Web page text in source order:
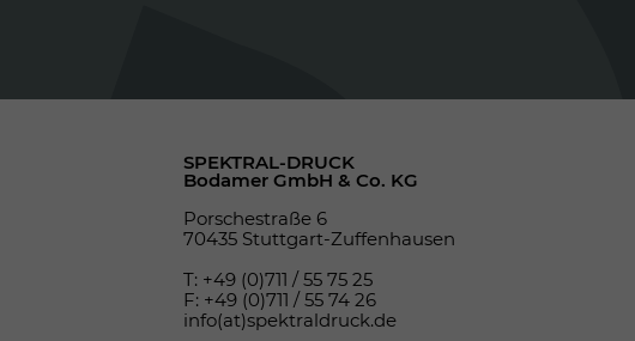
SPEKTRAL-DRUCK
Bodamer GmbH & Co. KG
Porschestraße 6
70435 Stuttgart-Zuffenhausen
T: +49 (0)711 / 55 75 25
F: +49 (0)711 / 55 74 26
info(at)spektraldruck.de